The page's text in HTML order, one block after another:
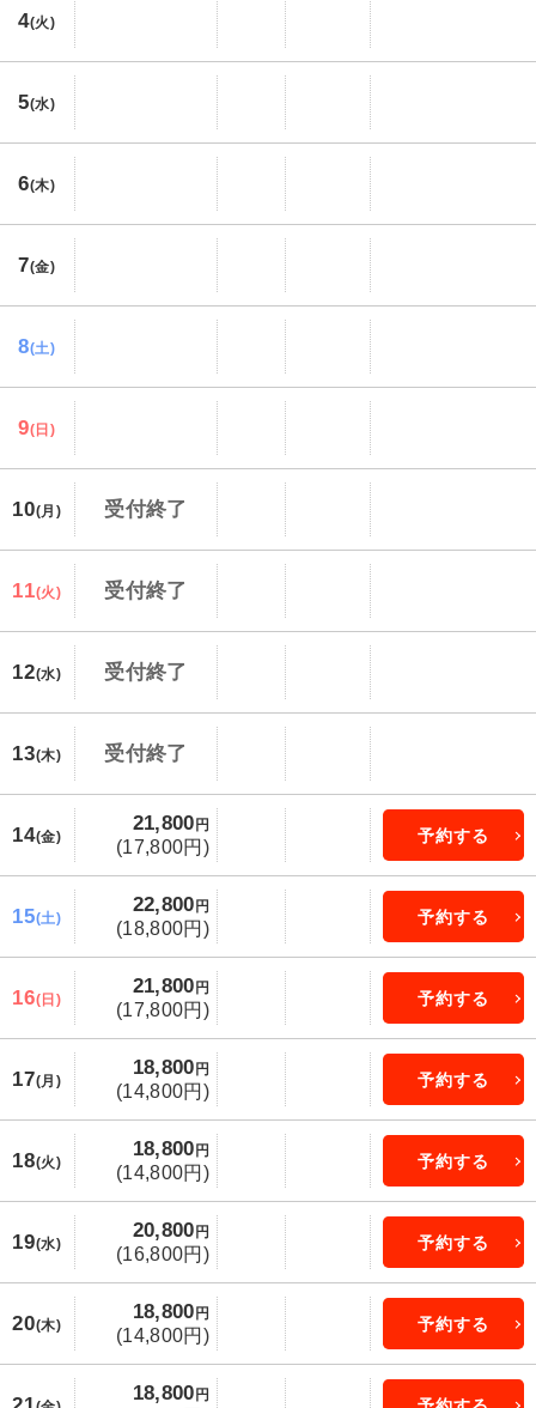
4(火)
5(水)
6(木)
7(金)
8(土)
9(日)
10(月) 受付終了
11(火) 受付終了
12(水) 受付終了
13(木) 受付終了
14(金)
21,800 円
(17,800円)
予約する
15(土)
22,800 円
(18,800円)
予約する
16(日)
21,800 円
(17,800円)
予約する
17(月)
18,800 円
(14,800円)
予約する
18(火)
18,800 円
(14,800円)
予約する
19(水)
20,800 円
(16,800円)
予約する
20(木)
18,800 円
(14,800円)
予約する
18,800 円